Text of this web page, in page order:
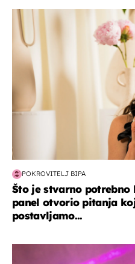
moda & ljepota
POKROVITELJ BIPA
Što je stvarno potrebno
panel otvorio pitanja
postavljamo...